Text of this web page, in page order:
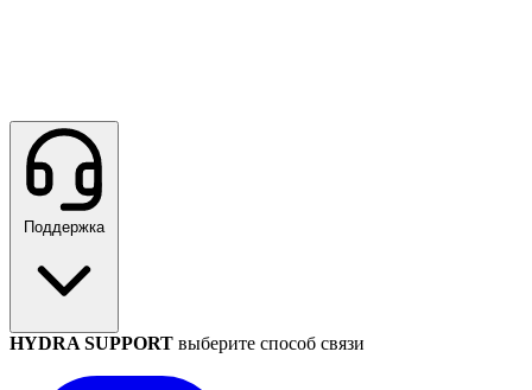
Поддержка
HYDRA SUPPORT выберите способ связи